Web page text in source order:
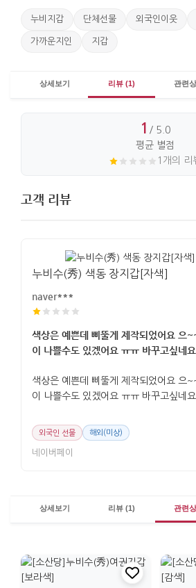
누비지갑 단체선물 외국인이웃
가까운지인 지갑
상세보기 리뷰 (1) 관련
1 / 5.0
평균 별점
1개의 리
고객 리뷰
누비수(秀) 색동 장지갑[자색]
naver***
색상은 예쁜데 삐뚤게 제작되었어요 으
이 나쁠수도 있겠어요 ㅠㅠ 바꾸고싶네요
색상은 예쁜데 삐뚤게 제작되었어요 으
이 나쁠수도 있겠어요 ㅠㅠ 바꾸고싶네요
외국인 선물 해외(미상)
네이버페이
상세보기 리뷰 (1) 관련